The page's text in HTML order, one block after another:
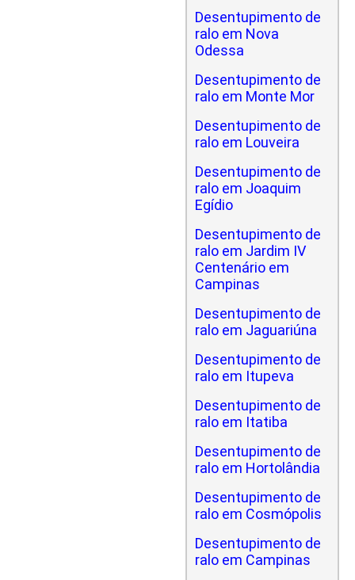
Desentupimento de
ralo em Nova
Odessa
Desentupimento de
ralo em Monte Mor
Desentupimento de
ralo em Louveira
Desentupimento de
ralo em Joaquim
Egídio
Desentupimento de
ralo em Jardim IV
Centenário em
Campinas
Desentupimento de
ralo em Jaguariúna
Desentupimento de
ralo em Itupeva
Desentupimento de
ralo em Itatiba
Desentupimento de
ralo em Hortolândia
Desentupimento de
ralo em Cosmópolis
Desentupimento de
ralo em Campinas